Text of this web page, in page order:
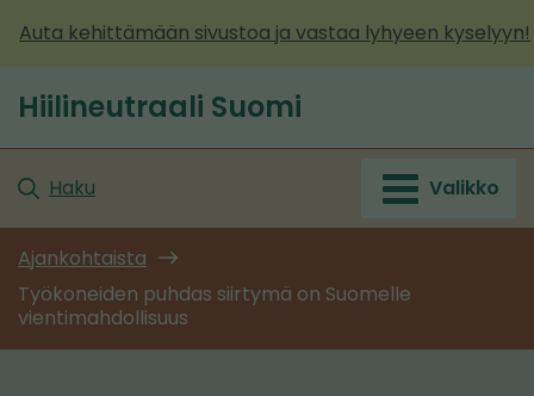
sisältöön
Auta kehittämään sivustoa ja vastaa lyhyeen kyselyyn!
Etusivu
Hiilineutraali Suomi
Haku Valikko
Ajankohtaista
Työkoneiden puhdas siirtymä on Suomelle
vientimahdollisuus